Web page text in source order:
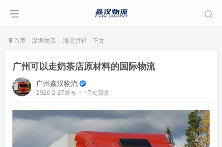
首页 深圳物流 海运拼箱 正文
广州可以走奶茶店原材料的国际物流
广州鑫汉物流
2026-2-27发布 17次阅读